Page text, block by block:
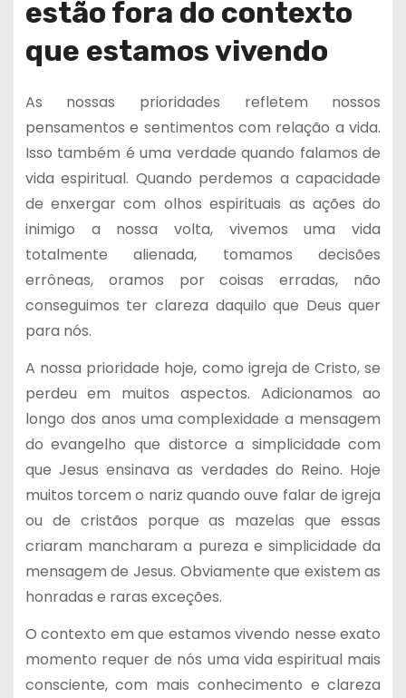
estão fora do contexto
que estamos vivendo
As nossas prioridades refletem nossos
pensamentos e sentimentos com relação a vida.
Isso também é uma verdade quando falamos de
vida espiritual. Quando perdemos a capacidade
de enxergar com olhos espirituais as ações do
inimigo a nossa volta, vivemos uma vida
totalmente alienada, tomamos decisões
errôneas, oramos por coisas erradas, não
conseguimos ter clareza daquilo que Deus quer
para nós.
A nossa prioridade hoje, como igreja de Cristo, se
perdeu em muitos aspectos. Adicionamos ao
longo dos anos uma complexidade a mensagem
do evangelho que distorce a simplicidade com
que Jesus ensinava as verdades do Reino. Hoje
muitos torcem o nariz quando ouve falar de igreja
ou de cristãos porque as mazelas que essas
criaram mancharam a pureza e simplicidade da
mensagem de Jesus. Obviamente que existem as
honradas e raras exceções.
O contexto em que estamos vivendo nesse exato
momento requer de nós uma vida espiritual mais
consciente, com mais conhecimento e clareza